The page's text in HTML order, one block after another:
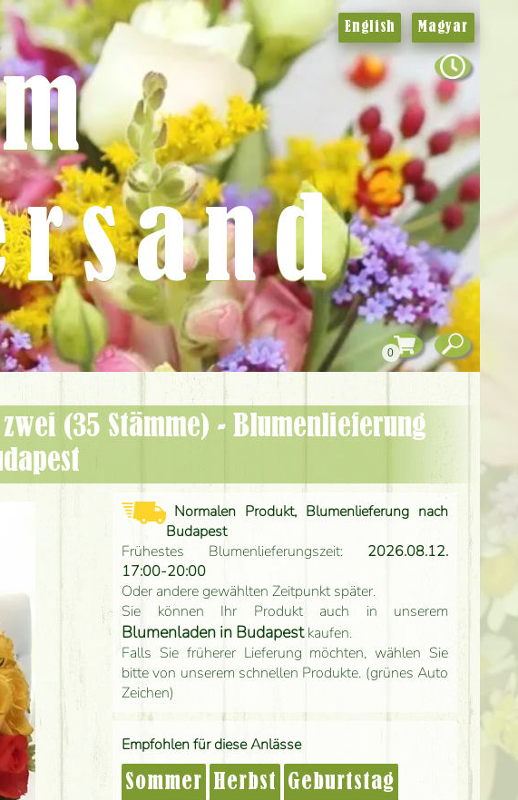
Normalen Produkt, Blumenlieferung nach
Budapest
Frühestes Blumenlieferungszeit: 2026.08.12.
17:00-20:00
Oder andere gewählten Zeitpunkt später.
Sie können Ihr Produkt auch in unserem
Blumenladen in Budapestkaufen.
Falls Sie früherer Lieferung möchten, wählen Sie
bitte von unserem schnellen Produkte. (grünes Auto
Zeichen)
Empfohlen für diese Anlässe
Sommer Herbst Geburtstag
English Magyar
0